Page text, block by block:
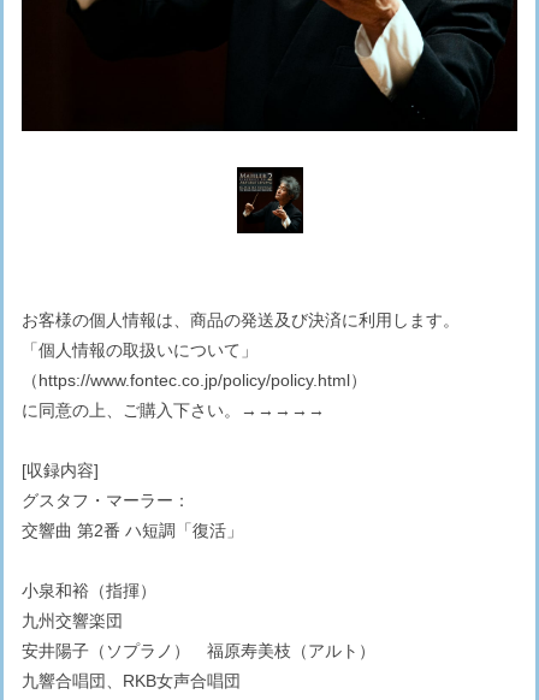
お客様の個人情報は、商品の発送及び決済に利用します。
「個人情報の取扱いについて」
（https://www.fontec.co.jp/policy/policy.html）
に同意の上、ご購入下さい。→→→→→
[収録内容]
グスタフ・マーラー：
交響曲 第2番 ハ短調「復活」
小泉和裕（指揮）
九州交響楽団
安井陽子（ソプラノ） 福原寿美枝（アルト）
九響合唱団、RKB女声合唱団